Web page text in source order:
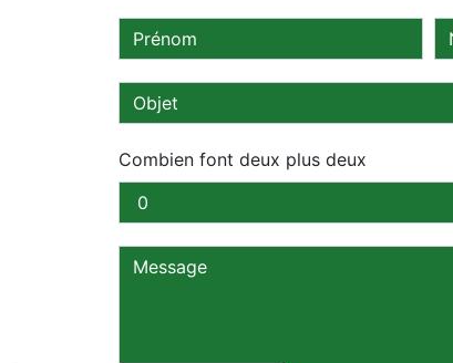
Combien font deux plus deux